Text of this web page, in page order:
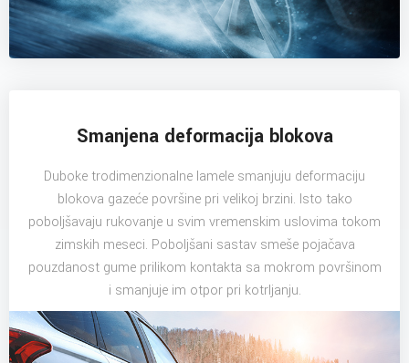
Smanjena deformacija blokova
Duboke trodimenzionalne lamele smanjuju deformaciju
blokova gazeće površine pri velikoj brzini. Isto tako
poboljšavaju rukovanje u svim vremenskim uslovima tokom
zimskih meseci. Poboljšani sastav smeše pojačava
pouzdanost gume prilikom kontakta sa mokrom površinom
i smanjuje im otpor pri kotrljanju.